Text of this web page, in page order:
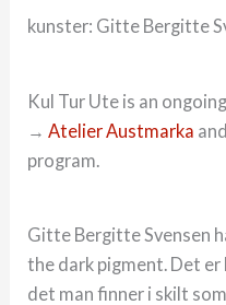
kunster: Gitte Bergitte
Kul Tur Ute is an
→ Atelier Austmarka
program.
Gitte Bergitte Svensen
the dark pigment. Det
det man finner i skilt